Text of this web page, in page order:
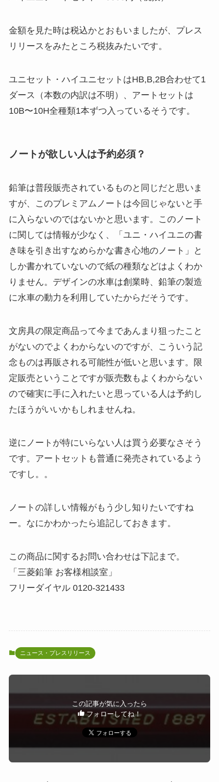
金額を見た時は税込かとおもいましたが、プレス
リリースをみたところ税抜みたいです。
ユニセット・ハイユニセットはHB,B,2B合わせて1
ダース（本数の内訳は不明）、アートセットは
10B〜10H全種類1本ずつ入っているそうです。
ノートが欲しい人は予約必須？
鉛筆は普段販売されているものと同じだと思いま
すが、このプレミアムノートは今回じゃないと手
に入らないのではないかと思います。このノート
に関しては情報が少なく、「ユニ・ハイユニの書
き味を引き出すなめらかな書き心地のノート」と
しか書かれていないので紙の種類などはよくわか
りません。デザインの水車は創業時、鉛筆の製造
に水車の動力を利用していたからだそうです。
文房具の限定商品って今まであんまり狙ったこと
がないのでよくわからないのですが、こういう記
念ものは再販される可能性が低いと思います。限
定販売ということですが販売数もよくわからない
ので確実に手に入れたいと思っている人は予約し
たほうがいいかもしれませんね。
逆にノートが特にいらない人は買う必要なさそう
です。アートセットも普通に発売されているよう
ですし。。
ノートの詳しい情報がもう少し知りたいですね
ー。なにかわかったら追記しておきます。
この商品に関するお問い合わせは下記まで。
「三菱鉛筆 お客様相談室」
フリーダイヤル 0120-321433
ニュース・プレスリリース
この記事が気に入ったら
フォローしてね！